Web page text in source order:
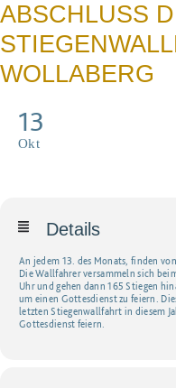
ABSCHLUSS
WOLLABERG
13
Okt
Details
An jedem 13. des Monats, finden
Die Wallfahrer versammeln sich
Uhr und gehen dann 165 Stiegen
um einen Gottesdienst zu feiern.
letzten Stiegenwallfahrt in diesem
Gottesdienst feiern.